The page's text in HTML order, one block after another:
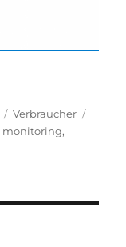
Kategorien
Verbraucher
monitoring,